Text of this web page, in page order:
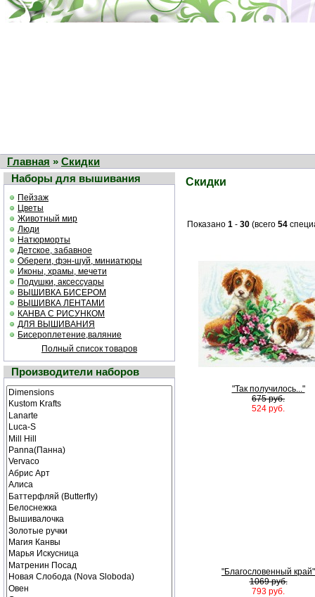
Главная » Скидки
Наборы для вышивания
Пейзаж
Цветы
Животный мир
Люди
Натюрморты
Детское, забавное
Обереги, фэн-шуй, миниатюры
Иконы, храмы, мечети
Подушки, аксессуары
ВЫШИВКА БИСЕРОМ
ВЫШИВКА ЛЕНТАМИ
КАНВА С РИСУНКОМ
ДЛЯ ВЫШИВАНИЯ
Бисероплетение,валяние
Полный список товаров
Производители наборов
Скидки
Показано 1 - 30 (всего 54
"Так получилось..."
675 руб.
524 руб.
"Благословенный край"
1069 руб.
793 руб.